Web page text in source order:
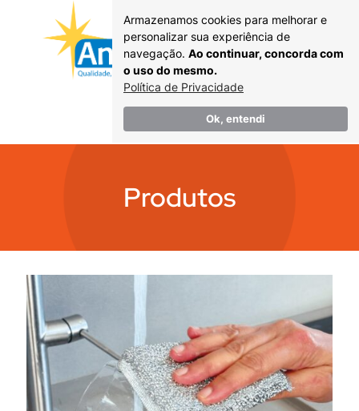
Armazenamos cookies para melhorar e
personalizar sua experiência de
navegação. Ao continuar, concorda com
o uso do mesmo.
Política de Privacidade
Ok, entendi
Produtos